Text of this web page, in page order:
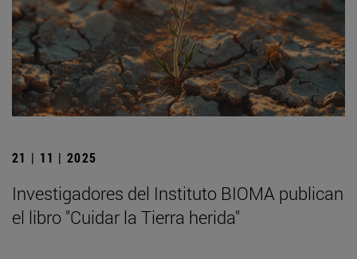
21 | 11 | 2025
Investigadores del Instituto BIOMA publican
el libro "Cuidar la Tierra herida"